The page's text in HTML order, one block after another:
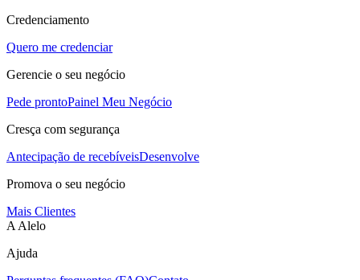
Credenciamento
Quero me credenciar
Gerencie o seu negócio
Pede prontoPainel Meu Negócio
Cresça com segurança
Antecipação de recebíveisDesenvolve
Promova o seu negócio
Mais Clientes
A Alelo
Ajuda